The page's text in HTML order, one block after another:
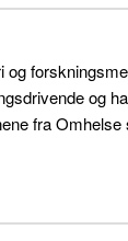
og
fra